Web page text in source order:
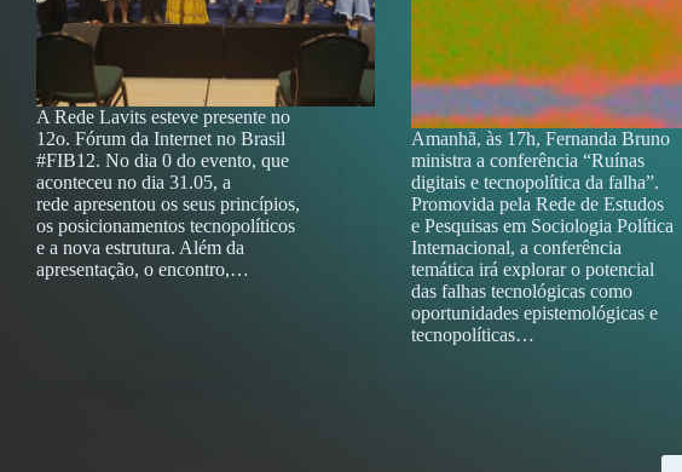
A Rede Lavits esteve presente no
12o. Fórum da Internet no Brasil
#FIB12. No dia 0 do evento, que
aconteceu no dia 31.05, a
rede apresentou os seus princípios,
os posicionamentos tecnopolíticos
e a nova estrutura. Além da
apresentação, o encontro,…
Amanhã, às 17h, Fernanda Bruno
ministra a conferência “Ruínas
digitais e tecnopolítica da falha”.
Promovida pela Rede de Estudos
e Pesquisas em Sociologia Política
Internacional, a conferência
temática irá explorar o potencial
das falhas tecnológicas como
oportunidades epistemológicas e
tecnopolíticas…